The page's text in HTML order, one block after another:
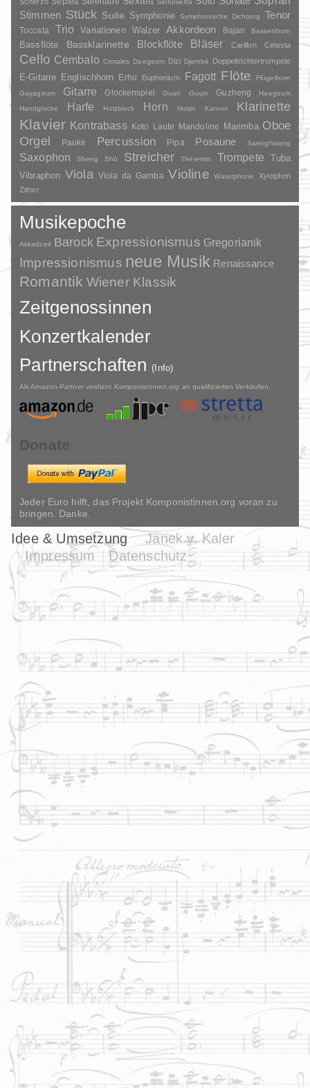
Sinfonietta
Stimmen Stück Suite Symphonie Symphonische Dichtung Tenor
Toccata Trio Variationen Walzer Akkordeon Bajan Bassetthorn
Bassflöte Bassklarinette Blockflöte Bläser Carillon Celesta
Cello Cembalo Crotales Daegeum Dizi Djembé Doppeltrichtertrompete
E-Gitarre Englischhorn Erhu Euphonium Fagott Flöte
Flügelhorn
Gayageum
Gitarre Glockenspiel Guan Guqin Guzheng
Haegeum
Handglocke
Harfe Holzblock Horn Huqin Kannel Klarinette
Klavier Kontrabass Koto Laute Mandoline Marimba Oboe
Orgel Pauke Percussion Pipa Posaune Saenghwang
Saxophon Sheng Shō Streicher Theremin Trompete
Tuba
Vibraphon Viola Viola da Gamba Violine Waterphone
Xylophon
Zither
Musikepoche
Akkadzeit Barock Expressionismus Gregorianik
Impressionismus neue Musik Renaissance
Romantik Wiener Klassik
Zeitgenossinnen
Konzertkalender
Partnerschaften(Info)
Als Amazon-Partner verdient Komponistinnen.org an qualifizierten Verkäufen.
Donate
Jeder Euro hilft, das Projekt Komponistinnen.org voran zu
bringen. Danke.
Idee & Umsetzung
Janek v. Kaler
Impressum
Datenschutz